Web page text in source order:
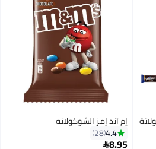
إم آند إمز الشوكولاته
4.4
28
8.95